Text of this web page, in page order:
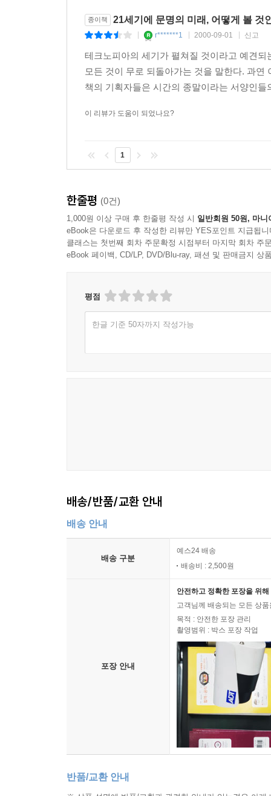
종이책 21세기에 문명의 미래, 어떻게 볼 것
r*******1 2000-09-01 신고
테크노피아의 세기가 펼쳐질 것이라고 예견
모든 것이 무로 되돌아가는 것을 말한다. 과
책의 기획자들은 시간의 종말이라는 서양인
이 리뷰가 도움이 되었나요?
1
한줄평 (0건)
1,000원 이상 구매 후 한줄평 작성 시 일반회원 50원, 마니
eBook은 다운로드 후 작성한 리뷰만 YES포인트 지급됩니
클래스는 첫번째 회차 주문확정 시점부터 마지막 회차 주
eBook 페이백, CD/LP, DVD/Blu-ray, 패션 및 판매금지 상
평점
한글 기준 50자까지 작성가능
배송/반품/교환 안내
배송 안내
배송 구분
예스24 배송
배송비 : 2,500원
포장 안내
안전하고 정확한 포장을 위
고객님께 배송되는 모든 상
목적 : 안전한 포장 관리
촬영범위 : 박스 포장 작업
반품/교환 안내